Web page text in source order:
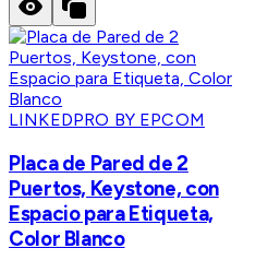
LINKEDPRO BY EPCOM
Placa de Pared de 2
Puertos, Keystone, con
Espacio para Etiqueta,
Color Blanco